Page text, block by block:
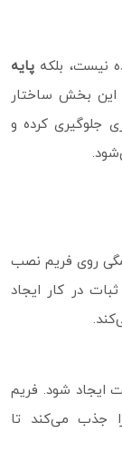
نیست، بلکه پایه
بخش ساختار
جلوگیری کرده و
روی فریم نصب
در کار ایجاد
ایجاد شود. فریم
جذب می‌کند تا